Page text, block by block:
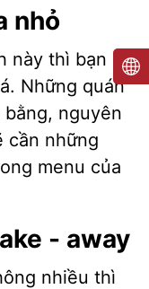
nhỏ
này thì bạn
Những quán
nguyên
cần những
menu của
- away
nhiều thì